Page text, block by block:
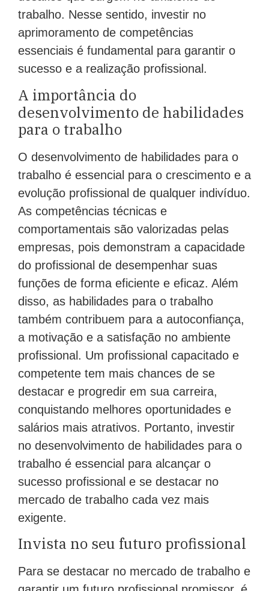
trabalho. Nesse sentido, investir no
aprimoramento de competências
essenciais é fundamental para garantir o
sucesso e a realização profissional.
A importância do
desenvolvimento de habilidades
para o trabalho
O desenvolvimento de habilidades para o
trabalho é essencial para o crescimento e a
evolução profissional de qualquer indivíduo.
As competências técnicas e
comportamentais são valorizadas pelas
empresas, pois demonstram a capacidade
do profissional de desempenhar suas
funções de forma eficiente e eficaz. Além
disso, as habilidades para o trabalho
também contribuem para a autoconfiança,
a motivação e a satisfação no ambiente
profissional. Um profissional capacitado e
competente tem mais chances de se
destacar e progredir em sua carreira,
conquistando melhores oportunidades e
salários mais atrativos. Portanto, investir
no desenvolvimento de habilidades para o
trabalho é essencial para alcançar o
sucesso profissional e se destacar no
mercado de trabalho cada vez mais
exigente.
Invista no seu futuro profissional
Para se destacar no mercado de trabalho e